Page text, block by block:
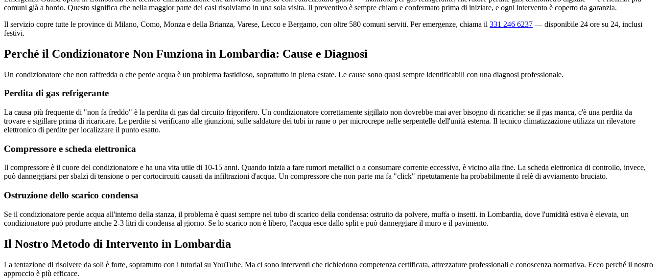
comuni già a bordo. Questo significa che nella maggior parte dei casi risolviamo in una sola visita. Il preventivo è sempre chiaro e confermato prima di iniziare, e ogni intervento è coperto da garanzia.
Il servizio copre tutte le province di Milano, Como, Monza e della Brianza, Varese, Lecco e Bergamo, con oltre 580 comuni serviti. Per emergenze, chiama il 331 246 6237 — disponibile 24 ore su 24, inclusi
festivi.
Perché il Condizionatore Non Funziona in Lombardia: Cause e Diagnosi
Un condizionatore che non raffredda o che perde acqua è un problema fastidioso, soprattutto in piena estate. Le cause sono quasi sempre identificabili con una diagnosi professionale.
Perdita di gas refrigerante
La causa più frequente di "non fa freddo" è la perdita di gas dal circuito frigorifero. Un condizionatore correttamente sigillato non dovrebbe mai aver bisogno di ricariche: se il gas manca, c'è una perdita da
trovare e sigillare prima di ricaricare. Le perdite si verificano alle giunzioni, sulle saldature dei tubi in rame o per microcrepe nelle serpentelle dell'unità esterna. Il tecnico climatizzazione utilizza un rilevatore
elettronico di perdite per localizzare il punto esatto.
Compressore e scheda elettronica
Il compressore è il cuore del condizionatore e ha una vita utile di 10-15 anni. Quando inizia a fare rumori metallici o a consumare corrente eccessiva, è vicino alla fine. La scheda elettronica di controllo, invece,
può danneggiarsi per sbalzi di tensione o per cortocircuiti causati da infiltrazioni d'acqua. Un compressore che non parte ma fa "click" ripetutamente ha probabilmente il relè di avviamento bruciato.
Ostruzione dello scarico condensa
Se il condizionatore perde acqua all'interno della stanza, il problema è quasi sempre nel tubo di scarico della condensa: ostruito da polvere, muffa o insetti. in Lombardia, dove l'umidità estiva è elevata, un
condizionatore può produrre anche 2-3 litri di condensa al giorno. Se lo scarico non è libero, l'acqua esce dallo split e può danneggiare il muro e il pavimento.
Il Nostro Metodo di Intervento in Lombardia
La tentazione di risolvere da soli è forte, soprattutto con i tutorial su YouTube. Ma ci sono interventi che richiedono competenza certificata, attrezzature professionali e conoscenza normativa. Ecco perché il nostro
approccio è più efficace.